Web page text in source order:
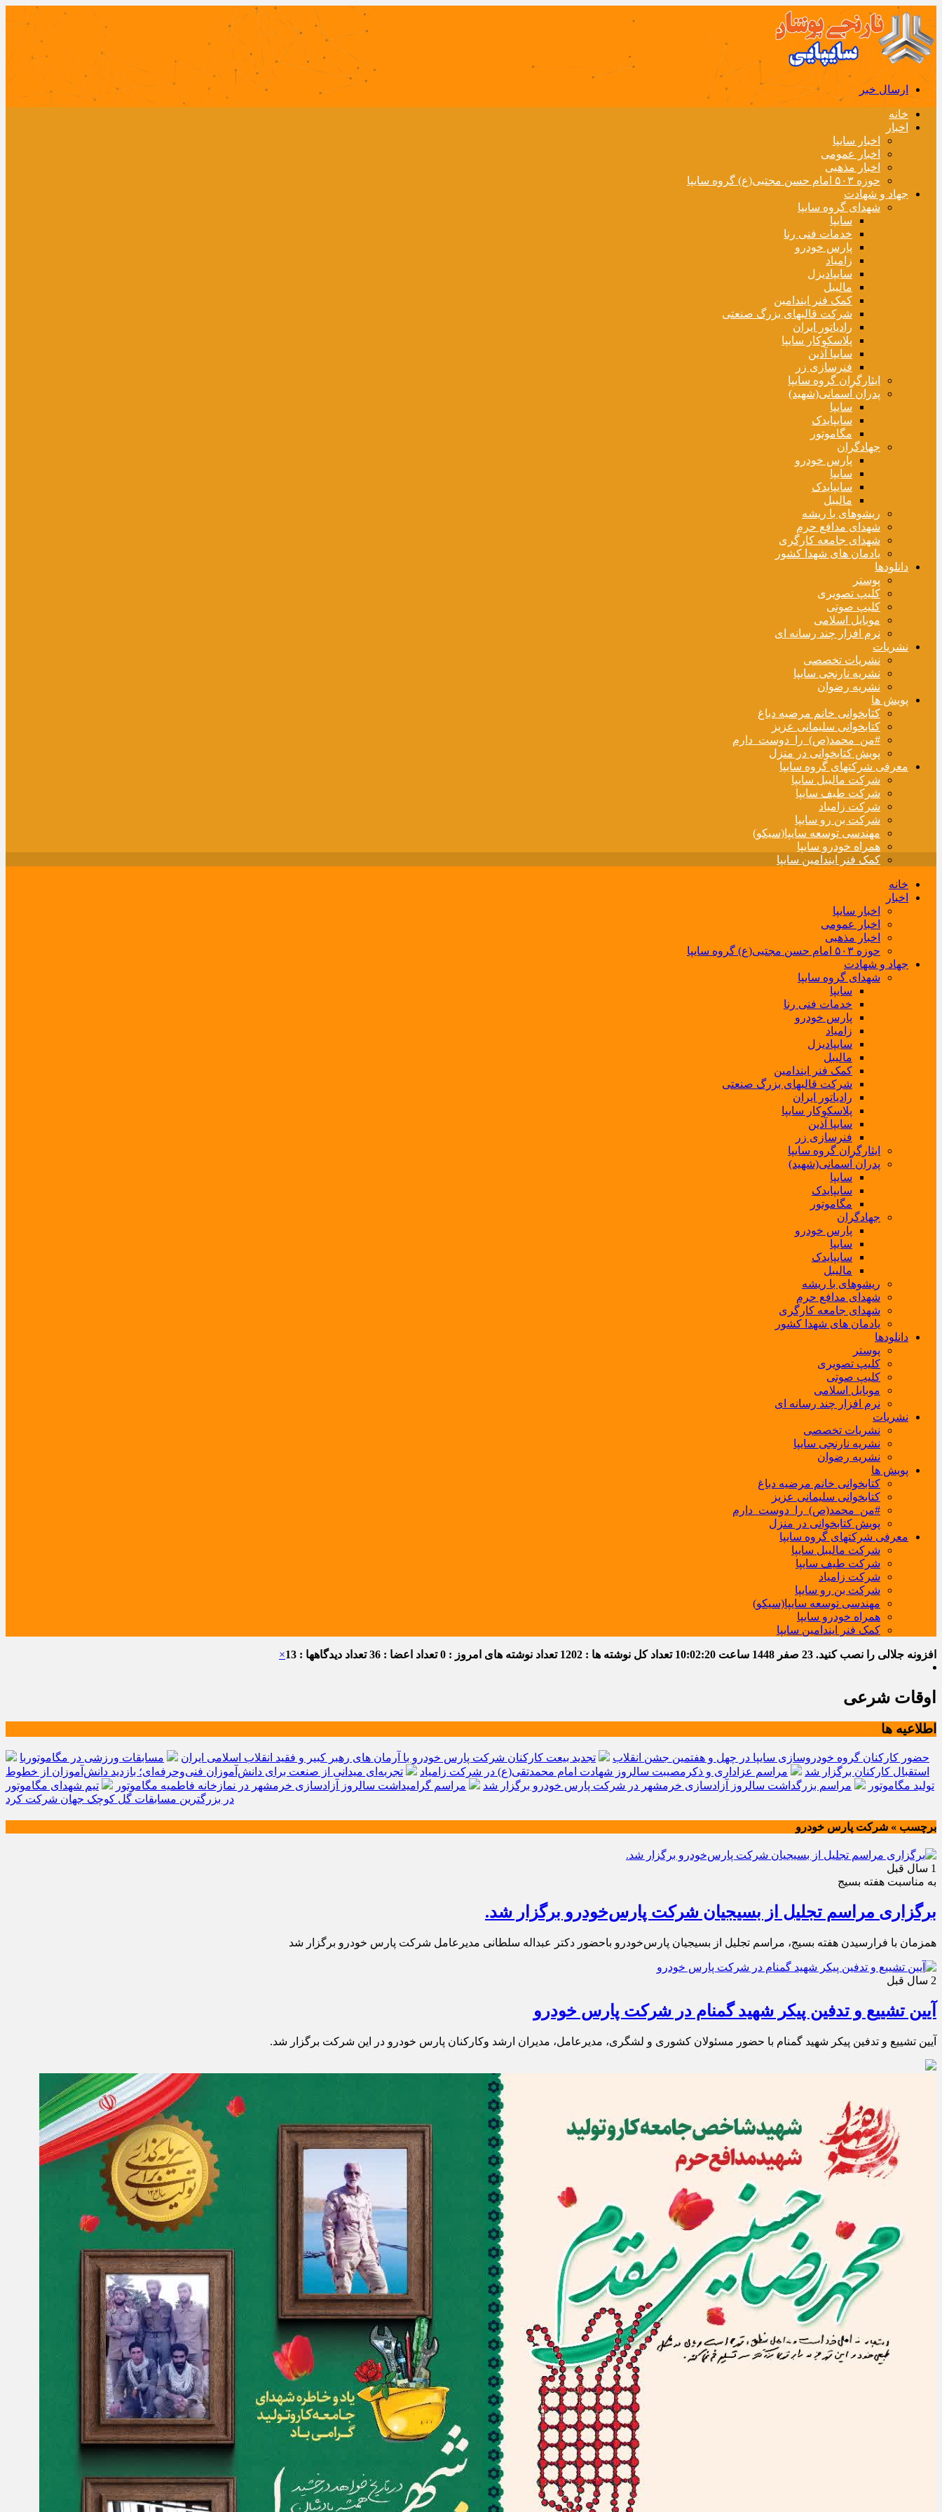
ارسال خبر
خانه
اخبار
اخبار سایپا
اخبار عمومی
اخبار مذهبی
حوزه ۵۰۳ امام حسن مجتبی(ع) گروه سایپا
جهاد و شهادت
شهدای گروه سایپا
سایپا
خدمات فنی رنا
پارس خودرو
زامیاد
سایپادیزل
مالیبل
کمک فنر ایندامین
شرکت قالبهای بزرگ صنعتی
رادیاتور ایران
پلاسکوکار سایپا
سایپا آذین
فنرسازی زر
ایثارگران گروه سایپا
پدران آسمانی(شهید)
سایپا
سایپایدک
مگاموتور
جهادگران
پارس خودرو
سایپا
سایپایدک
مالیبل
ریشوهای با ریشه
شهدای مدافع حرم
شهدای جامعه کارگری
یادمان های شهدا کشور
دانلودها
پوستر
کلیپ تصویری
کلیپ صوتی
موبایل اسلامی
نرم افزار چند رسانه ای
نشریات
نشریات تخصصی
نشریه نارنجی سایپا
نشریه رضوان
پویش ها
کتابخوانی خانم مرضیه دباغ
کتابخوانی سلیمانی عزیز
#من_محمد(ص)_را_دوست_دارم
پویش کتابخوانی در منزل
معرفی شرکتهای گروه سایپا
شرکت مالیبل سایپا
شرکت طیف سایپا
شرکت زامیاد
شرکت بن رو سایپا
مهندسی توسعه سایپا(سیکو)
همراه خودرو سایپا
کمک فنر ایندامین سایپا
خانه
اخبار
اخبار سایپا
اخبار عمومی
اخبار مذهبی
حوزه ۵۰۳ امام حسن مجتبی(ع) گروه سایپا
جهاد و شهادت
شهدای گروه سایپا
سایپا
خدمات فنی رنا
پارس خودرو
زامیاد
سایپادیزل
مالیبل
کمک فنر ایندامین
شرکت قالبهای بزرگ صنعتی
رادیاتور ایران
پلاسکوکار سایپا
سایپا آذین
فنرسازی زر
ایثارگران گروه سایپا
پدران آسمانی(شهید)
سایپا
سایپایدک
مگاموتور
جهادگران
پارس خودرو
سایپا
سایپایدک
مالیبل
ریشوهای با ریشه
شهدای مدافع حرم
شهدای جامعه کارگری
یادمان های شهدا کشور
دانلودها
پوستر
کلیپ تصویری
کلیپ صوتی
موبایل اسلامی
نرم افزار چند رسانه ای
نشریات
نشریات تخصصی
نشریه نارنجی سایپا
نشریه رضوان
پویش ها
کتابخوانی خانم مرضیه دباغ
کتابخوانی سلیمانی عزیز
#من_محمد(ص)_را_دوست_دارم
پویش کتابخوانی در منزل
معرفی شرکتهای گروه سایپا
شرکت مالیبل سایپا
شرکت طیف سایپا
شرکت زامیاد
شرکت بن رو سایپا
مهندسی توسعه سایپا(سیکو)
همراه خودرو سایپا
کمک فنر ایندامین سایپا
افزونه جلالی را نصب کنید. 23 صفر 1448 ساعت 10:02:21 تعداد کل نوشته ها : 1202 تعداد نوشته های امروز : 0 تعداد اعضا : 36 تعداد دیدگاهها : 13 ×
اوقات شرعی
اطلاعیه ها
حضور کارکنان گروه خودروسازی سایپا در چهل و هفتمین جشن انقلاب تجدید بیعت کارکنان شرکت پارس خودرو با آرمان های رهبر کبیر و فقید انقلاب اسلامی ایران
مسابقات ورزشی در مگاموتوربا
استقبال کارکنان برگزار شد
مراسم عزاداری و ذکرمصیبت سالروز شهادت امام محمدتقی(ع) در شرکت زامیاد
تجربه‌ای میدانی از صنعت برای دانش‌آموزان فنی‌وحرفه‌ای؛ بازدید دانش‌آموزان از خطوط
تولید مگاموتور
مراسم بزرگداشت سالروز آزادسازی خرمشهر در شرکت پارس خودرو برگزار شد مراسم گرامیداشت سالروز آزادسازی خرمشهر در نمازخانه فاطمیه مگاموتور
تیم شهدای مگاموتور
در بزرگترین مسابقات گل کوچک جهان شرکت کرد
برچسب » شرکت پارس خودرو
1 سال قبل
به مناسبت هفته بسیج
برگزاری مراسم تجلیل از بسیجیان شرکت پارس‌خودرو برگزار شد.
همزمان با فرارسیدن هفته بسیج، مراسم تجلیل از بسیجیان پارس‌خودرو باحضور دکتر عبداله سلطانی مدیرعامل شرکت پارس خودرو برگزار شد
2 سال قبل
آیین تشییع و تدفین پیکر شهید گمنام در شرکت پارس خودرو
آیین تشییع و تدفین پیکر شهید گمنام با حضور مسئولان کشوری و لشگری، مدیرعامل، مدیران ارشد وکارکنان پارس خودرو در این شرکت برگزار شد.